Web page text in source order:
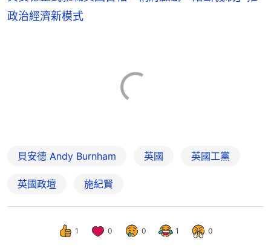
政治經濟新模式
貝安德 Andy Burnham 英國 英國工黨
英國政壇 施紀賢
1 0 0 1 0